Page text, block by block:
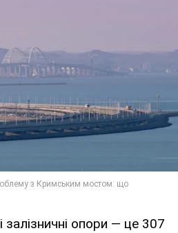
залізничні опори — це 307